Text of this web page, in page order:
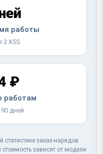
работы
2 X5S
₽
работам
дней
заказ-нарядов
стоимость зависят от модели